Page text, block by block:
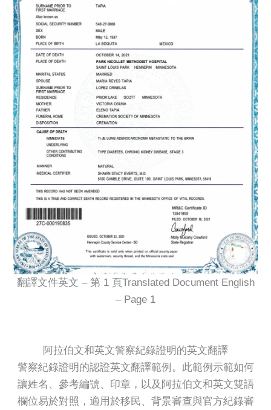
翻譯文件英文 – 第 1 頁Translated Document English
– Page 1
阿拉伯文和英文警察紀錄證明的英文翻譯
警察紀錄證明的認證英文翻譯範例。此範例示範如何
讓姓名、參考編號、印章，以及阿拉伯文和英文雙語
欄位易於對照，適用於移民、背景審查與官方紀錄審